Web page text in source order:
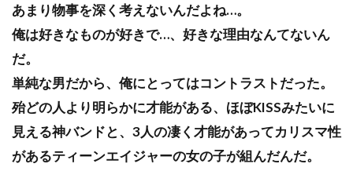
あまり物事を深く考えないんだよね…。
俺は好きなものが好きで…、好きな理由なんてないん
だ。
単純な男だから、俺にとってはコントラストだった。
殆どの人より明らかに才能がある、ほぼKISSみたいに
見える神バンドと、3人の凄く才能があってカリスマ性
があるティーンエイジャーの女の子が組んだんだ。